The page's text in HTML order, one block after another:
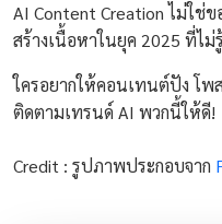
AI Content Creation ไม่ใช่
สร้างเนื้อหาในยุค 2025 ที่ไม่
ใครอยากให้คอนเทนต์ปัง โพ
ติดตามเทรนด์ AI พวกนี้ให้ดี!
Credit : รูปภาพประกอบจาก